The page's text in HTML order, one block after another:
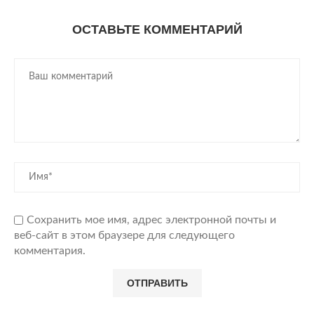
ОСТАВЬТЕ КОММЕНТАРИЙ
Сохранить мое имя, адрес электронной почты и
веб-сайт в этом браузере для следующего
комментария.